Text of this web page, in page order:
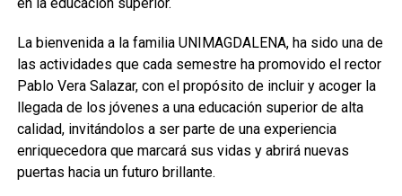
La bienvenida a la familia UNIMAGDALENA, ha sido una de
las actividades que cada semestre ha promovido el rector
Pablo Vera Salazar, con el propósito de incluir y acoger la
llegada de los jóvenes a una educación superior de alta
calidad, invitándolos a ser parte de una experiencia
enriquecedora que marcará sus vidas y abrirá nuevas
puertas hacia un futuro brillante.